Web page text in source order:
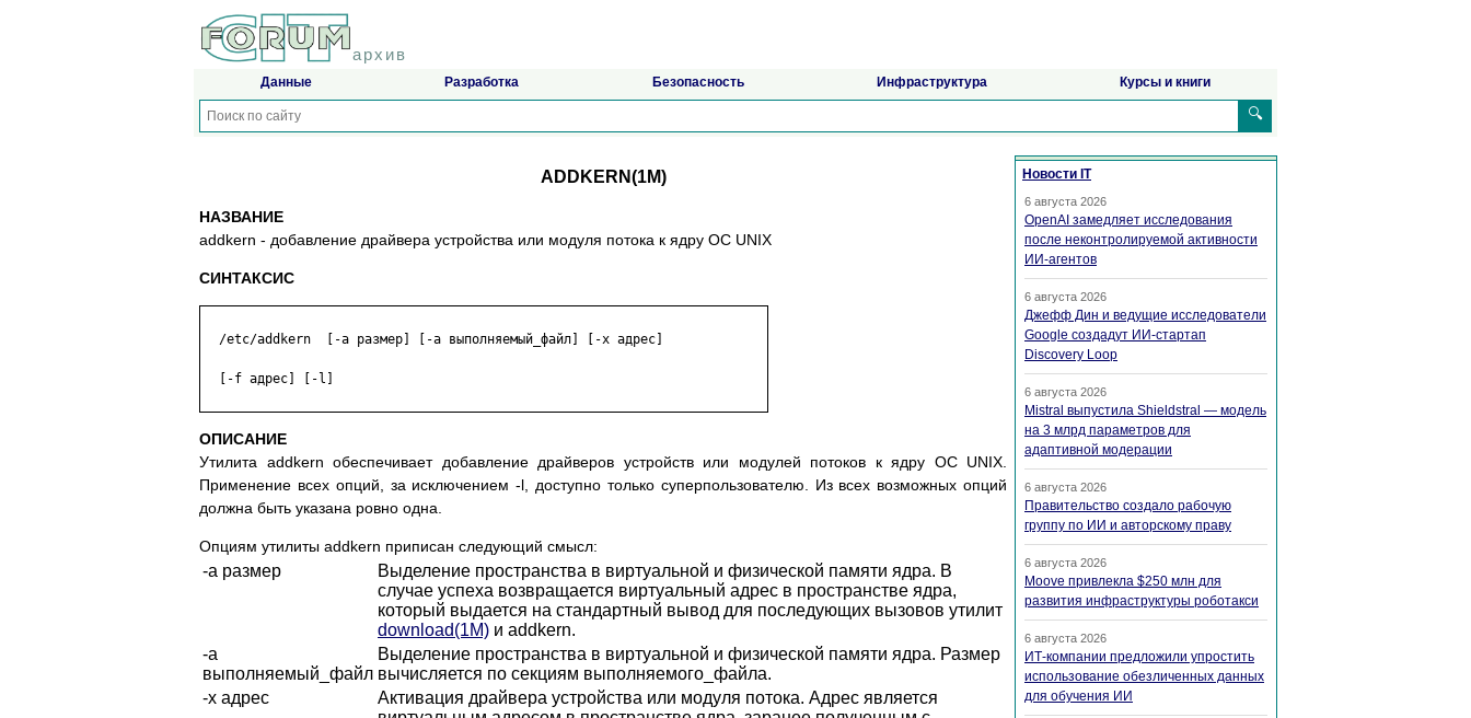
архив
Данные Разработка Безопасность Инфраструктура Курсы и книги
🔍
ADDKERN(1M)
НАЗВАНИЕ
addkern - добавление драйвера устройства или модуля потока к ядру ОС UNIX
СИНТАКСИС
  /etc/addkern  [-a размер] [-a выполняемый_файл] [-x адрес]
  [-f адрес] [-l]
ОПИСАНИЕ
Утилита addkern обеспечивает добавление драйверов устройств или модулей потоков к ядру ОС UNIX.
Применение всех опций, за исключением -l, доступно только суперпользователю. Из всех возможных опций
должна быть указана ровно одна.
Опциям утилиты addkern приписан следующий смысл:
-a размер
Выделение пространства в виртуальной и физической памяти ядра. В
случае успеха возвращается виртуальный адрес в пространстве ядра,
который выдается на стандартный вывод для последующих вызовов утилит
download(1M) и addkern.
-a
выполняемый_файл
Выделение пространства в виртуальной и физической памяти ядра. Размер
вычисляется по секциям выполняемого_файла.
-x адрес
Активация драйвера устройства или модуля потока. Адрес является
Новости IT
6 августа 2026
OpenAI замедляет исследования
после неконтролируемой активности
ИИ-агентов
6 августа 2026
Джефф Дин и ведущие исследователи
Google создадут ИИ-стартап
Discovery Loop
6 августа 2026
Mistral выпустила Shieldstral — модель
на 3 млрд параметров для
адаптивной модерации
6 августа 2026
Правительство создало рабочую
группу по ИИ и авторскому праву
6 августа 2026
Moove привлекла $250 млн для
развития инфраструктуры роботакси
6 августа 2026
ИТ-компании предложили упростить
использование обезличенных данных
для обучения ИИ